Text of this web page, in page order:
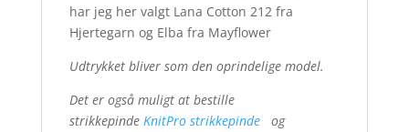
har jeg her valgt Lana Cotton 212 fra
Hjertegarn og Elba fra Mayflower
Udtrykket bliver som den oprindelige model.
Det er også muligt at bestille
strikkepinde KnitPro strikkepindeog